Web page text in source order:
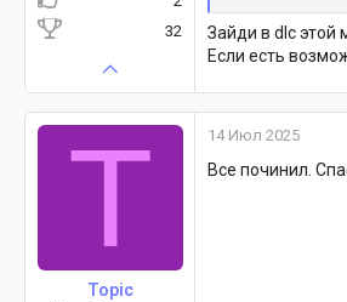
32
И далее
попытке
Зайди в dlc этой
Если есть
T
Topic
14 Июл 2025
Все починил.